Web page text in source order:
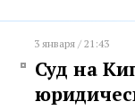
3 января / 21:43
Суд на